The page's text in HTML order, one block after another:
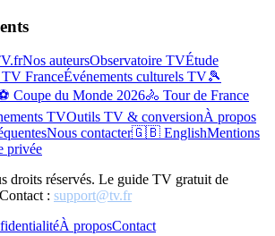
Nos auteursObservatoire TVÉtude
TV FranceÉvénements culturels TV🎾
Coupe du Monde 2026🚴 Tour de France
TVOutils TV & conversionÀ propos
Nous contacter🇬🇧 EnglishMentions
privée
réservés. Le guide TV gratuit de
: support@tv.fr
À proposContact